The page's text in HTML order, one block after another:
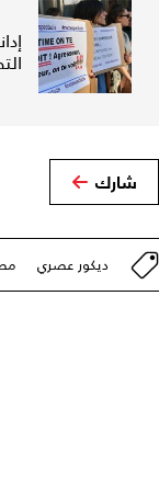
شارك
ديكور عصري